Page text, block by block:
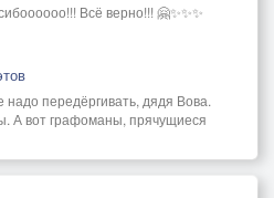
Всё верно!!! 🤗✨✨✨
передёргивать, дядя Вова.
А вот графоманы, прячущиеся